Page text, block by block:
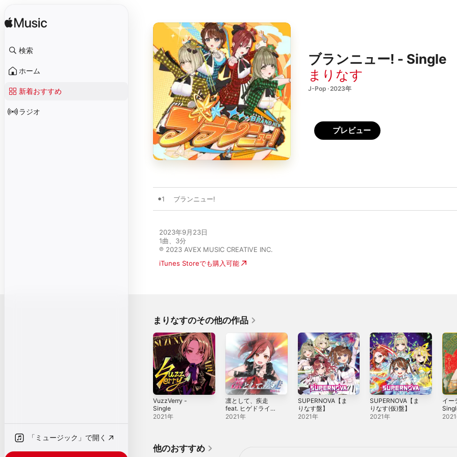
検索
ホーム
新着おすすめ
ラジオ
「ミュージック」で開く
ブランニュー! - Single
まりなす
J-Pop · 2023年
プレビュー
1 ブランニュー!
2023年9月23日
1曲、3分
℗ 2023 AVEX MUSIC CREATIVE INC.
iTunes Storeでも購入可能
まりなすのその他の作品
VuzzVerry -
Single
2021年
凛として、疾走
feat. ヒゲドライバ
ー - Single
2021年
SUPERNOVA【ま
りなす盤】
2021年
SUPERNOVA【ま
りなす(仮)盤】
2021年
イー
他のおすすめ